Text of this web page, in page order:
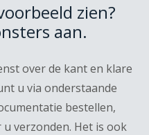
zien?
aan.
over de kant en klare
u via onderstaande
bestellen,
verzonden. Het is ook